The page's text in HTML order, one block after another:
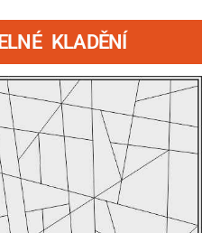
KLADĚNÍ